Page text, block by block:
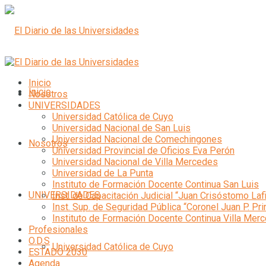
Inicio
Nosotros
UNIVERSIDADES
Universidad Católica de Cuyo
Inicio
Nosotros
UNIVERSIDADES
Universidad Católica de Cuyo
Universidad Nacional de San Luis
Universidad Nacional de Comechingones
Universidad Provincial de Oficios Eva Perón
Universidad Nacional de Villa Mercedes
Universidad de La Punta
Instituto de Formación Docente Continua San Luis
Inst. de Capacitación Judicial “Juan Crisóstomo
Inst. Sup. de Seguridad Pública “Coronel Juan P.
Instituto de Formación Docente Continua Villa
Profesionales
O.D.S
ESTADO 2030
Agenda